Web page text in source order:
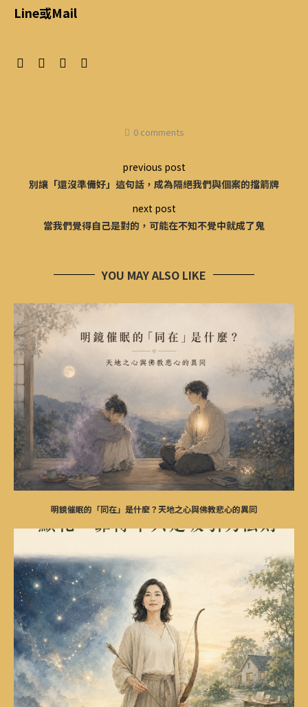
Line或Mail
0 comments
previous post
別讓「還沒準備好」這句話，成為隔絕我們與個案的擋箭牌
next post
當我們覺得自己是對的，可能在不知不覺中就成了鬼
YOU MAY ALSO LIKE
明鏡催眠的「同在」是什麼？天地之心與佛教悲心的異同